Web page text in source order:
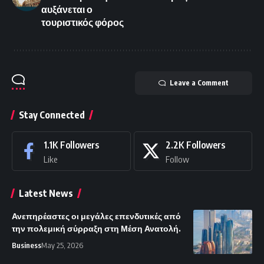
αυξάνεται ο
τουριστικός φόρος
Leave a Comment
Stay Connected
1.1K Followers
Like
2.2K Followers
Follow
Latest News
Ανεπηρέαστες οι μεγάλες επενδυτικές από
την πολεμική σύρραξη στη Μέση Ανατολή.
BusinessMay 25, 2026